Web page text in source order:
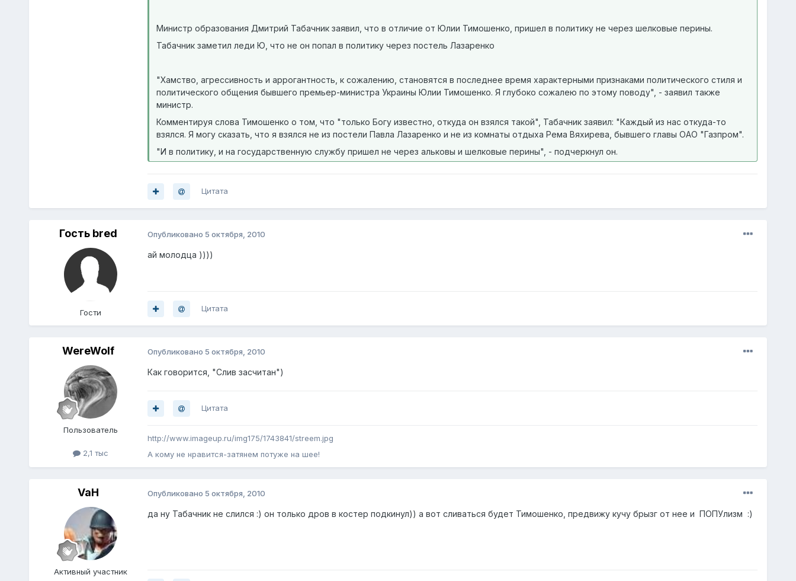
Министр образования Дмитрий Табачник заявил, что в отличие от Юлии Тимошенко, пришел в политику не через шелковые перины.
Табачник заметил леди Ю, что не он попал в политику через постель Лазаренко
"Хамство, агрессивность и аррогантность, к сожалению, становятся в последнее время характерными признаками политического стиля и
политического общения бывшего премьер-министра Украины Юлии Тимошенко. Я глубоко сожалею по этому поводу", - заявил также
министр.
Комментируя слова Тимошенко о том, что "только Богу известно, откуда он взялся такой", Табачник заявил: "Каждый из нас откуда-то
взялся. Я могу сказать, что я взялся не из постели Павла Лазаренко и не из комнаты отдыха Рема Вяхирева, бывшего главы ОАО "Газпром".
"И в политику, и на государственную службу пришел не через альковы и шелковые перины", - подчеркнул он.
Цитата
Гость bred
Гости
Опубликовано 5 октября, 2010
ай молодца ))))
Цитата
WereWolf
Пoльзователь
2,1 тыс
Опубликовано 5 октября, 2010
Как говорится, "Слив засчитан")
Цитата
http://www.imageup.ru/img175/1743841/streem.jpg
А кому не нравится-затянем потуже на шее!
VaH
Активный участник
Опубликовано 5 октября, 2010
да ну Табачник не слился :) он только дров в костер подкинул)) а вот сливаться будет Тимошенко, предвижу кучу брызг от нее и ПОПУлизм :)